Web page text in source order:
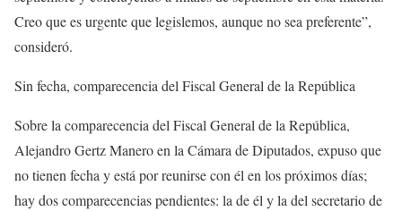
Creo que es urgente que legislemos, aunque no sea preferente”,
consideró.
Sin fecha, comparecencia del Fiscal General de la República
Sobre la comparecencia del Fiscal General de la República,
Alejandro Gertz Manero en la Cámara de Diputados, expuso que
no tienen fecha y está por reunirse con él en los próximos días;
hay dos comparecencias pendientes: la de él y la del secretario de